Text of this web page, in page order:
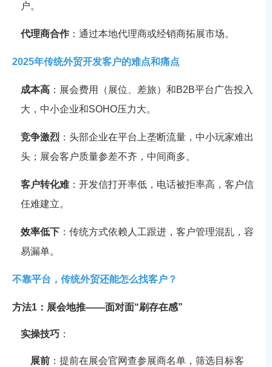
户。
代理商合作 ：通过本地代理商或经销商拓展市场。
2025年传统外贸开发客户的难点和痛点
成本高 ：展会费用（展位、差旅）和B2B平台广告投入
大，中小企业和SOHO压力大。
竞争激烈 ：头部企业在平台上垄断流量，中小玩家难出
头；展会客户质量参差不齐，中间商多。
客户转化难：开发信打开率低，电话被拒率高，客户信
任难建立。
效率低下 ：传统方式依赖人工跟进，客户管理混乱，容
易漏单。
不靠平台，传统外贸还能怎么找客户？
方法1：展会地推——面对面“刷存在感”
实操技巧 ：
展前 ：提前在展会官网查参展商名单，筛选目标客